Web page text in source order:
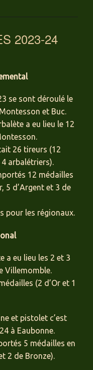
2023-24
se sont déroulé le
et Buc.
a eu lieu le 12
26 tireurs (12
arbalétriers).
12 médailles
5 d’Argent et 3 de
pour les régionaux.
a eu lieu les 2 et 3
Villemomble.
(2 d’Or et 1
et pistolet c’est
à Eaubonne.
5 médailles en
2 de Bronze).